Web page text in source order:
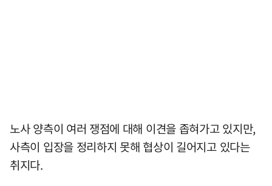
노사 양측이 여러 쟁점에 대해 이견을 좁혀가고 있지만,
사측이 입장을 정리하지 못해 협상이 길어지고 있다는
취지다.